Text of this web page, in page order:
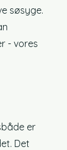
søsyge.
- vores
er
Det